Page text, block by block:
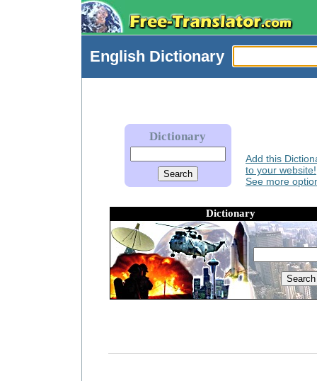
English Dictionary
Dictionary
Add this
to your website!
See more
Dictionary